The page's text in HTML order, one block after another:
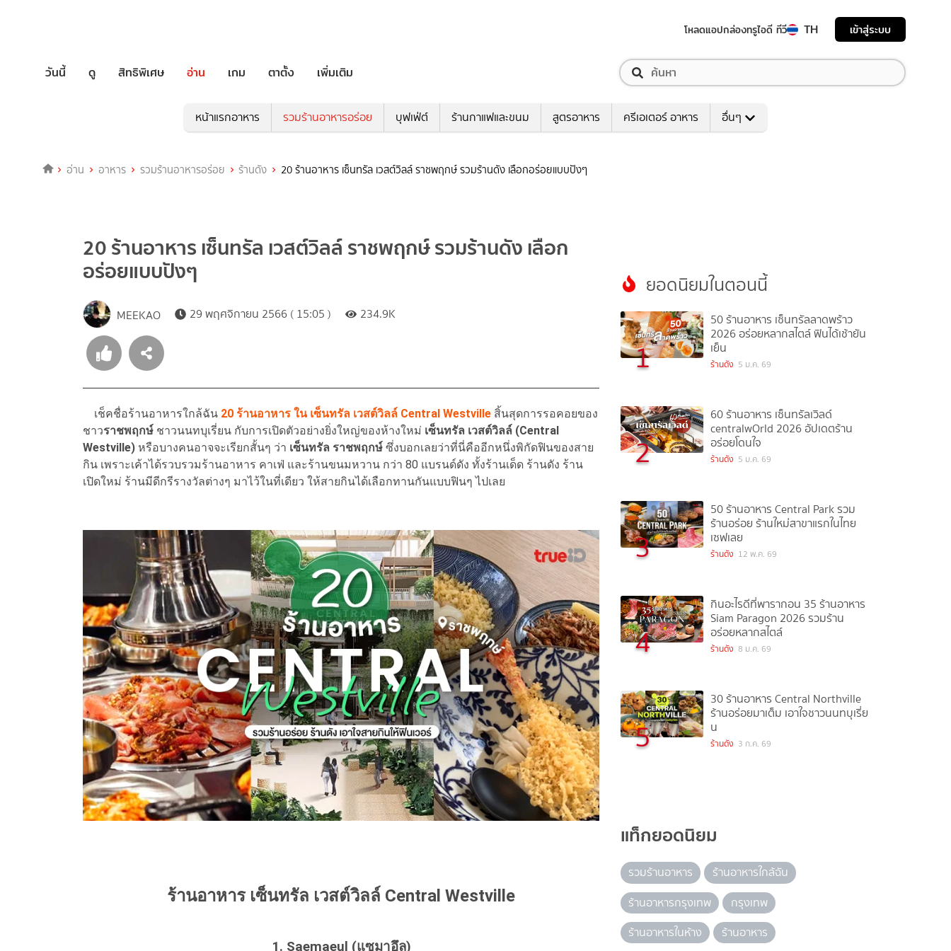
โหลดแอปกล่องทรูไอดี ทีวี TH เข้าสู่ระบบ
วันนี้ ดู สิทธิพิเศษ อ่าน เกม ตาตั้ง เพิ่มเติม
หน้าแรกอาหาร รวมร้านอาหารอร่อย บุฟเฟ่ต์ ร้านกาแฟและขนม สูตรอาหาร ครีเอเตอร์ อาหาร อื่นๆ
อ่าน อาหาร รวมร้านอาหารอร่อย ร้านดัง 20 ร้านอาหาร เซ็นทรัล เวสต์วิลล์ ราชพฤกษ์ รวมร้านดัง เลือกอร่อยแบบปังๆ
20 ร้านอาหาร เซ็นทรัล เวสต์วิลล์ ราชพฤกษ์ รวมร้านดัง เลือก
อร่อยแบบปังๆ
MEEKAO 29 พฤศจิกายน 2566 ( 15:05 ) 234.9K
เช็คชื่อร้านอาหารใกล้ฉัน 20 ร้านอาหาร ใน เซ็นทรัล เวสต์วิลล์ Central Westville สิ้นสุดการรอคอยของ
ชาวราชพฤกษ์ ชาวนนทบุเรี่ยน กับการเปิดตัวอย่างยิ่งใหญ่ของห้างใหม่ เซ็นทรัล เวสต์วิลล์ (Central
Westville) หรือบางคนอาจจะเรียกสั้นๆ ว่า เซ็นทรัล ราชพฤกษ์ ซึ่งบอกเลยว่าที่นี่คืออีกหนึ่งพิกัดฟินของสาย
กิน เพราะเค้าได้รวบรวมร้านอาหาร คาเฟ่ และร้านขนมหวาน กว่า 80 แบรนด์ดัง ทั้งร้านเด็ด ร้านดัง ร้าน
เปิดใหม่ ร้านมีดีกรีรางวัลต่างๆ มาไว้ในที่เดียว ให้สายกินได้เลือกทานกันแบบฟินๆ ไปเลย
ร้านอาหาร เซ็นทรัล เวสต์วิลล์ Central Westville
1. Saemaeul (แซมาอึล)
ยอดนิยมในตอนนี้
1
50 ร้านอาหาร เซ็นทรัลลาดพร้าว
2026 อร่อยหลากสไตล์ ฟินได้เช้ายัน
เย็น
ร้านดัง 5 ม.ค. 69
2
60 ร้านอาหาร เซ็นทรัลเวิลด์
centralwOrld 2026 อัปเดตร้าน
อร่อยโดนใจ
ร้านดัง 5 ม.ค. 69
3
50 ร้านอาหาร Central Park รวม
ร้านอร่อย ร้านใหม่สาขาแรกในไทย
เซฟเลย
ร้านดัง 12 พ.ค. 69
4
กินอะไรดีที่พารากอน 35 ร้านอาหาร
Siam Paragon 2026 รวมร้าน
อร่อยหลากสไตล์
ร้านดัง 8 ม.ค. 69
5
30 ร้านอาหาร Central Northville
ร้านอร่อยมาเต็ม เอาใจชาวนนทบุเรี่ย
น
ร้านดัง 3 ก.ค. 69
แท็กยอดนิยม
รวมร้านอาหาร
ร้านอาหารใกล้ฉัน
ร้านอาหารกรุงเทพ
กรุงเทพ
ร้านอาหารในห้าง
ร้านอาหาร